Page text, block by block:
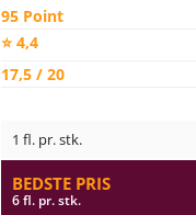
95 Point
⭐ 4,4
17,5 / 20
1 fl. pr. stk.
BEDSTE PRIS
6 fl. pr. stk.